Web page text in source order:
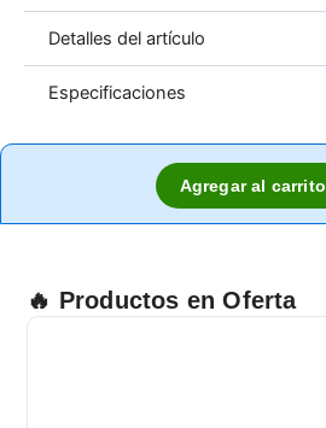
Detalles del artículo
Especificaciones
Agregar al carrito
🔥 Productos en Oferta